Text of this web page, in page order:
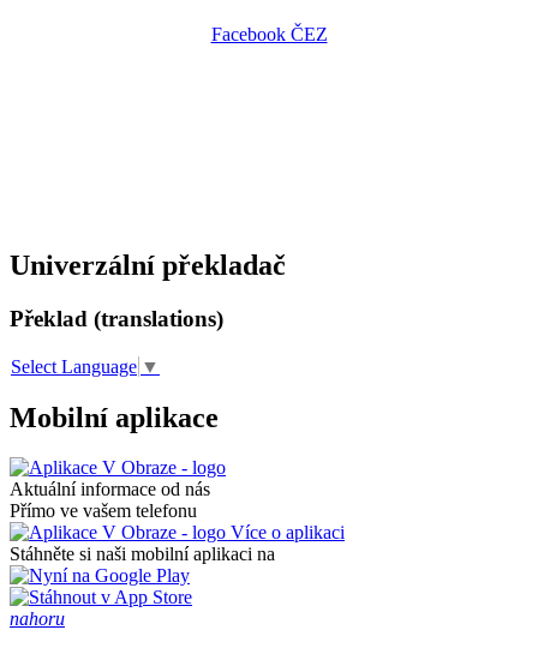
Facebook ČEZ
Univerzální překladač
Překlad (translations)
Select Language ▼
Mobilní aplikace
Aktuální informace od nás
Přímo ve vašem telefonu
Více o aplikaci
Stáhněte si naši mobilní aplikaci na
nahoru